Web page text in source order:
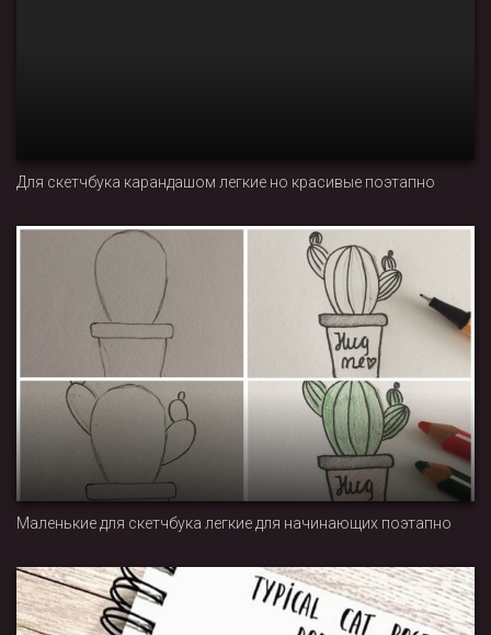
Для скетчбука карандашом легкие но красивые поэтапно
Маленькие для скетчбука легкие для начинающих поэтапно